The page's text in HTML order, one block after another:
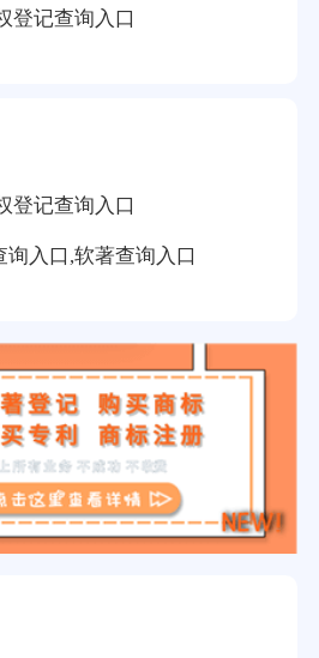
登记查询入口
登记查询入口
入口,软著查询入口